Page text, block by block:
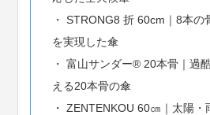
STRONG8 折 60cm｜8本の
を実現した傘
富山サンダー® 20本骨｜過
える20本骨の傘
ZENTENKOU 60㎝｜太陽・